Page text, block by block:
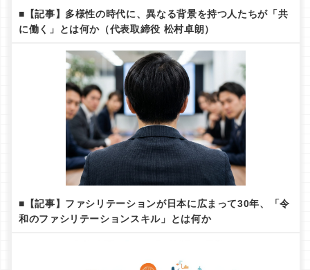
■【記事】多様性の時代に、異なる背景を持つ人たちが「共
に働く」とは何か（代表取締役 松村卓朗）
■【記事】ファシリテーションが日本に広まって30年、「令
和のファシリテーションスキル」とは何か